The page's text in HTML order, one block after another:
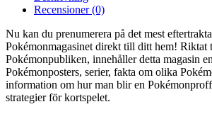
Recensioner (0)
Nu kan du prenumerera på det mest
Pokémonmagasinet direkt till ditt hem! Riktat
Pokémonpubliken, innehåller detta magasin
Pokémonposters, serier, fakta om olika
information om hur man blir en
strategier för kortspelet.